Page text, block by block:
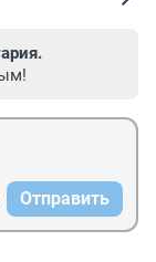
Отправить